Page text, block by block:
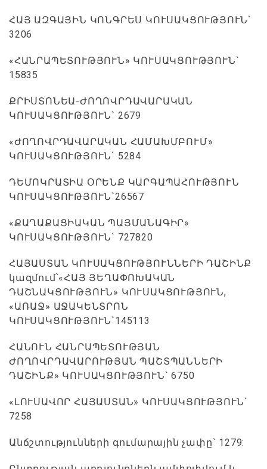
ՀԱՅ ԱԶԳԱՅԻՆ ԿՈՆԳՐԵՍ ԿՈՒՍԱԿՑՈՒԹՅՈՒՆ`
3206
«ՀԱՆՐԱՊԵՏՈՒԹՅՈՒՆ» ԿՈՒՍԱԿՑՈՒԹՅՈՒՆ`
15835
ՔՐԻՍՏՈՆԵԱ-ԺՈՂՈՎՐԴԱՎԱՐԱԿԱՆ
ԿՈՒՍԱԿՑՈՒԹՅՈՒՆ` 2679
«ԺՈՂՈՎՐԴԱՎԱՐԱԿԱՆ ՀԱՄԱԽՄԲՈՒՄ»
ԿՈՒՍԱԿՑՈՒԹՅՈՒՆ` 5284
ԴԵՄՈԿՐԱՏԻԱ ՕՐԵՆՔ ԿԱՐԳԱՊԱՀՈՒԹՅՈՒՆ
ԿՈՒՍԱԿՑՈՒԹՅՈՒՆ`26567
«ՔԱՂԱՔԱՑԻԱԿԱՆ ՊԱՅՄԱՆԱԳԻՐ»
ԿՈՒՍԱԿՑՈՒԹՅՈՒՆ` 727820
ՀԱՅԱՍՏԱՆ ԿՈՒՍԱԿՑՈՒԹՅՈՒՆՆԵՐԻ ԴԱՇԻՆՔ
կազմում՝«ՀԱՅ ՅԵՂԱՓՈԽԱԿԱՆ
ԴԱՇՆԱԿՑՈՒԹՅՈՒՆ» ԿՈՒՍԱԿՑՈՒԹՅՈՒՆ,
«ԱՌԱՋ» ԱՋԱԿԵՆՏՐՈՆ
ԿՈՒՍԱԿՑՈՒԹՅՈՒՆ`145113
ՀԱՆՈՒՆ ՀԱՆՐԱՊԵՏՈՒԹՅԱՆ
ԺՈՂՈՎՐԴԱՎԱՐՈՒԹՅԱՆ ՊԱՇՏՊԱՆՆԵՐԻ
ԴԱՇԻՆՔ» ԿՈՒՍԱԿՑՈՒԹՅՈՒՆ` 6750
«ԼՈՒՍԱՎՈՐ ՀԱՅԱՍՏԱՆ» ԿՈՒՍԱԿՑՈՒԹՅՈՒՆ`
7258
Անճշտությունների գումարային չափը` 1279: